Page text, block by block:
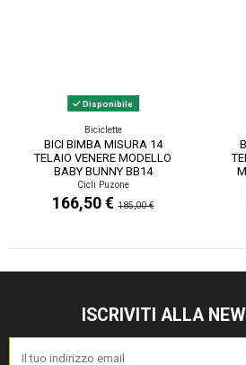
Disponibile
Biciclette
BICI BIMBA MISURA 14
TELAIO VENERE MODELLO
BABY BUNNY BB14
BAMBINA 1V
Cicli Puzone
166,50 €185,00 €
ISCRIVITI ALLA